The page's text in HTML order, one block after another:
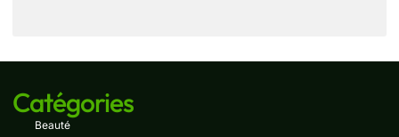
Catégories
Beauté